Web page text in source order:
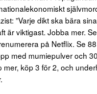
”Varje dikt ska bära
är viktigast. Jobba mer.
på Netflix. Se
med mumiepulver och
mer, köp 3 för 2, och